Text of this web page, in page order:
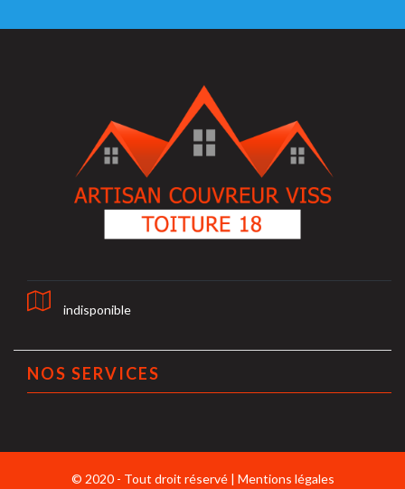
indisponible
NOS SERVICES
© 2020 - Tout droit réservé | Mentions légales